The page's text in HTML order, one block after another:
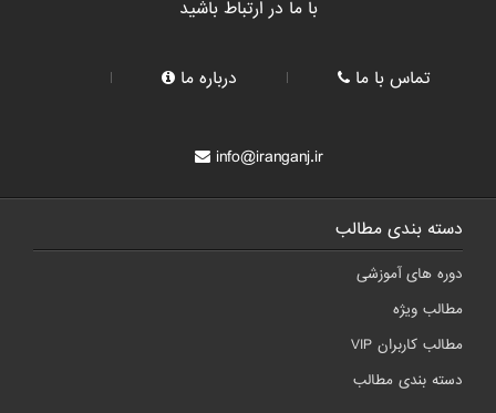
با ما در ارتباط باشید
تماس با ما درباره ما
info@iranganj.ir
دسته بندی مطالب
دوره های آموزشی
مطالب ویژه
مطالب کاربران VIP
دسته بندی مطالب